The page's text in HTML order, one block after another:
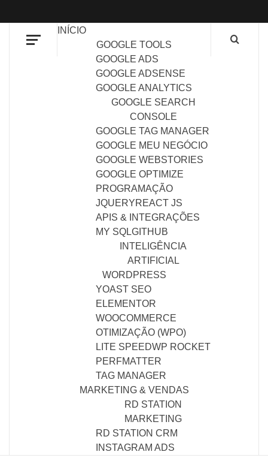
INÍCIO
GOOGLE TOOLS
GOOGLE ADS
GOOGLE ADSENSE
GOOGLE ANALYTICS
GOOGLE SEARCH
CONSOLE
GOOGLE TAG MANAGER
GOOGLE MEU NEGÓCIO
GOOGLE WEBSTORIES
GOOGLE OPTIMIZE
PROGRAMAÇÃO
JQUERYREACT JS
APIS & INTEGRAÇÕES
MY SQLGITHUB
INTELIGÊNCIA
ARTIFICIAL
WORDPRESS
YOAST SEO
ELEMENTOR
WOOCOMMERCE
OTIMIZAÇÃO (WPO)
LITE SPEEDWP ROCKET
PERFMATTER
TAG MANAGER
MARKETING & VENDAS
RD STATION
MARKETING
RD STATION CRM
INSTAGRAM ADS